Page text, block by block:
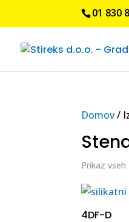
01 830
Domov/
Prikaz
4DF-D